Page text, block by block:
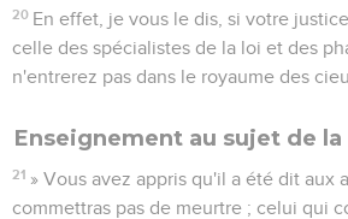
20 En effet, je vous le dis, si votre
celle des spécialistes de la loi et des
n'entrerez pas dans le royaume des
Enseignement au sujet de la
21 » Vous avez appris qu'il a été dit aux
commettras pas de meurtre ; celui qui